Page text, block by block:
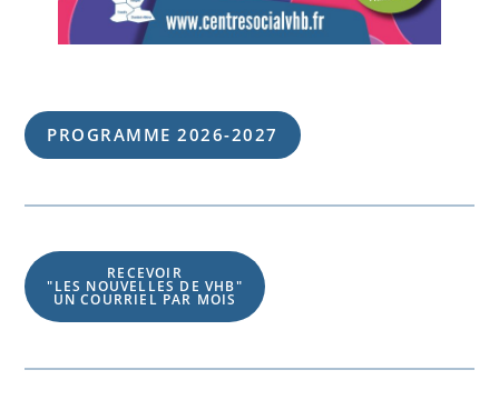
PROGRAMME 2026-2027
RECEVOIR
"LES NOUVELLES DE VHB"
UN COURRIEL PAR MOIS